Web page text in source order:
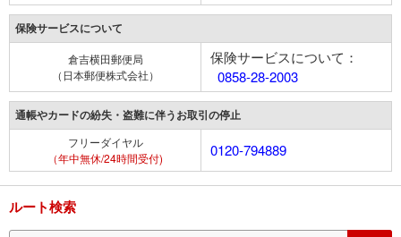
保険サービスについて
倉吉横田郵便局
（日本郵便株式会社）
保険サービスについて：
0858-28-2003
通帳やカードの紛失・盗難に伴うお取引の停止
フリーダイヤル
（年中無休/24時間受付)
0120-794889
ルート検索